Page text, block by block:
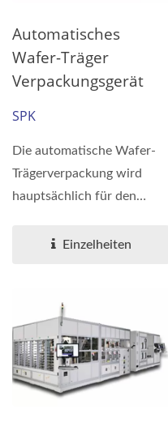
Automatisches
Wafer-Träger
Verpackungsgerät
SPK
Die automatische Wafer-
Trägerverpackung wird
hauptsächlich für den
internen...Einzelheiten